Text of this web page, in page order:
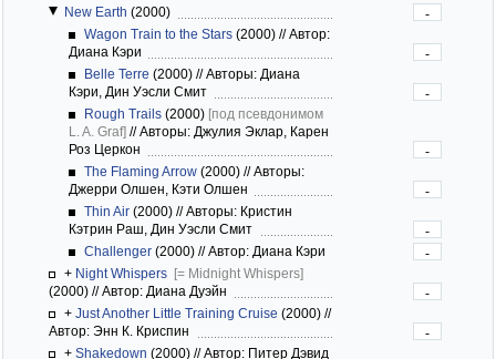
New Earth (2000)
-
Wagon Train to the Stars (2000) //Автор:
Диана Кэри
-
Belle Terre (2000) //Авторы: Диана
Кэри, Дин Уэсли Смит
-
Rough Trails (2000) [под псевдонимом
L. A. Graf] //Авторы: Джулия Эклар, Карен
Роз Церкон
-
The Flaming Arrow (2000) //Авторы:
Джерри Олшен, Кэти Олшен
-
Thin Air (2000) //Авторы: Кристин
Кэтрин Раш, Дин Уэсли Смит
-
Challenger (2000) //Автор: Диана Кэри
-
+ Night Whispers [= Midnight Whispers]
(2000) //Автор: Диана Дуэйн
-
+ Just Another Little Training Cruise (2000) //
Автор: Энн К. Криспин
-
+ Shakedown (2000) //Автор: Питер Дэвид